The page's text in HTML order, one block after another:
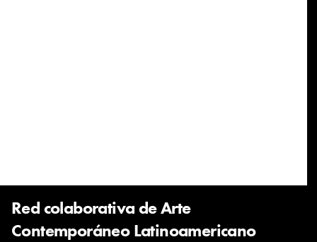
Red colaborativa de Arte
Contemporáneo Latinoamericano